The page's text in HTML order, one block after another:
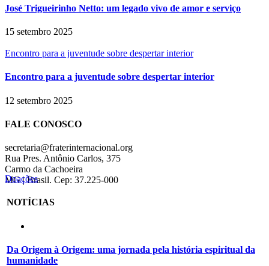
José Trigueirinho Netto: um legado vivo de amor e serviço
15 setembro 2025
Encontro para a juventude sobre despertar interior
Encontro para a juventude sobre despertar interior
12 setembro 2025
FALE CONOSCO
secretaria@fraterinternacional.org
Rua Pres. Antônio Carlos, 375
Carmo da Cachoeira
MG | Brasil. Cep: 37.225-000
Doações
NOTÍCIAS
Da Origem à Origem: uma jornada pela história espiritual da
humanidade